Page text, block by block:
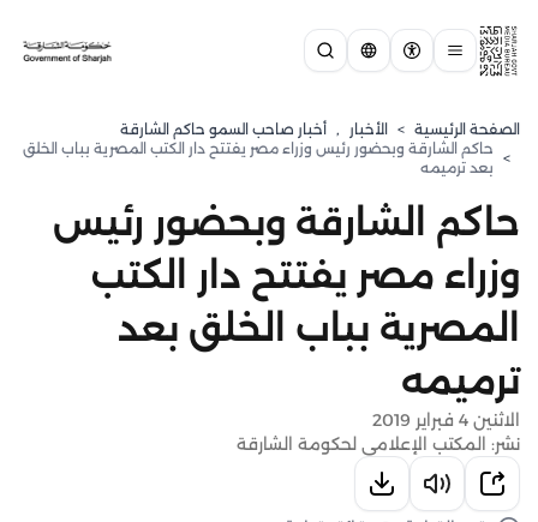
الصفحة الرئيسية > الأخبار , أخبار صاحب السمو حاكم الشارقة
>
حاكم الشارقة وبحضور رئيس وزراء مصر يفتتح دار الكتب المصرية بباب الخلق
بعد ترميمه
حاكم الشارقة وبحضور رئيس
وزراء مصر يفتتح دار الكتب
المصرية بباب الخلق بعد
ترميمه
الاثنين 4 فبراير 2019
نشر: المكتب الإعلامي لحكومة الشارقة